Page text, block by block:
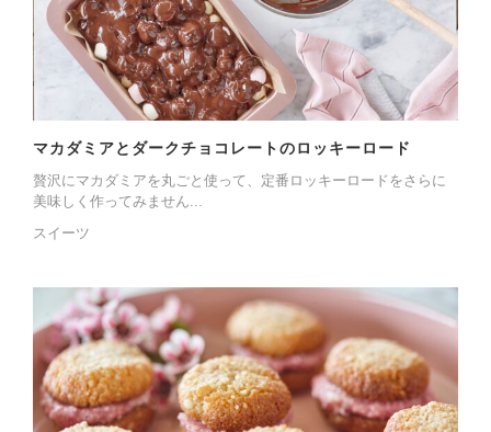
マカダミアとダークチョコレートのロッキーロード
贅沢にマカダミアを丸ごと使って、定番ロッキーロードをさらに
美味しく作ってみません...
スイーツ